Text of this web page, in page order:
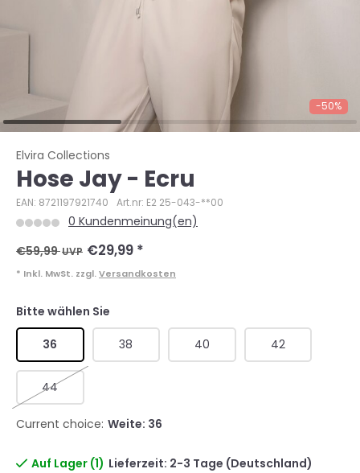
-50%
Elvira Collections
Hose Jay - Ecru
EAN: 8721197921740 Art.nr: E2 25-043-**00
0 Kundenmeinung(en)
€59,99UVP €29,99 *
* Inkl. MwSt. zzgl. Versandkosten
Bitte wählen Sie
36 38 40 42
44
Current choice: Weite: 36
Auf Lager (1) Lieferzeit: 2-3 Tage (Deutschland)